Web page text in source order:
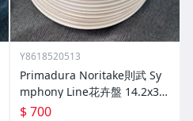
Y8618520513
Primadura Noritake則武 Sy
mphony Line花卉盤 14.2x3.6
cm 全新
$ 700